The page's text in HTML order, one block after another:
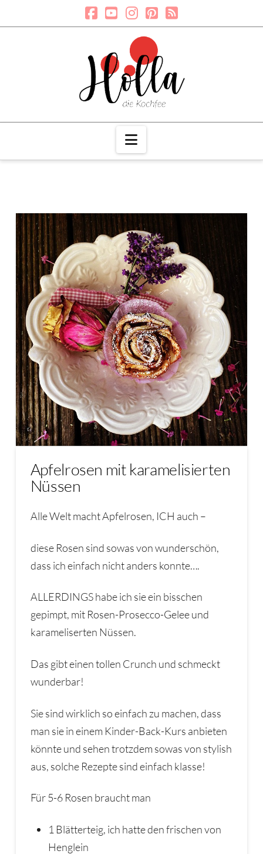
Navigation
Apfelrosen mit karamelisierten
Nüssen
Alle Welt macht Apfelrosen, ICH auch –
diese Rosen sind sowas von wunderschön,
dass ich einfach nicht anders konnte….
ALLERDINGS habe ich sie ein bisschen
gepimpt, mit Rosen-Prosecco-Gelee und
karameliserten Nüssen.
Das gibt einen tollen Crunch und schmeckt
wunderbar!
Sie sind wirklich so einfach zu machen, dass
man sie in einem Kinder-Back-Kurs anbieten
könnte und sehen trotzdem sowas von stylish
aus, solche Rezepte sind einfach klasse!
Für 5-6 Rosen braucht man
1 Blätterteig, ich hatte den frischen von
Henglein